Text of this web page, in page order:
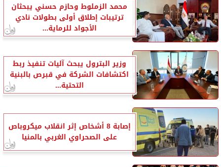
محمد الزملوط وحازم حسني يبحثان
ترتيبات إطلاق أولى بطولات نادي
الأجواد للرماية...
وزير البترول يبحث آليات تنفيذ ربط
اكتشافات الشركة في قبرص بالبنية
التحتية...
إصابة 8 أشخاص إثر انقلاب ميكروباص
على الصحراوي الغربي بالمنيا